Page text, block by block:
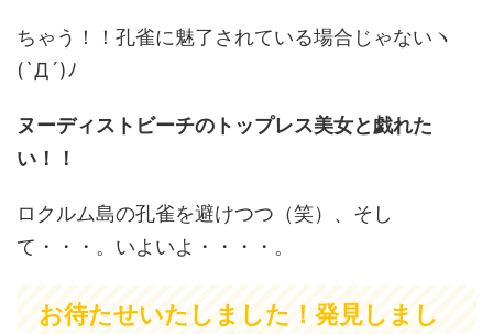
ちゃう！！孔雀に魅了されている場合じゃないヽ
(`Д´)ﾉ
ヌーディストビーチのトップレス美女と戯れた
い！！
ロクルム島の孔雀を避けつつ（笑）、そし
て・・・。いよいよ・・・・。
お待たせいたしました！発見しまし